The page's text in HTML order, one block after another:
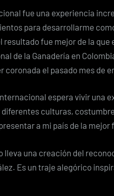
fue una experiencia
para desarrollarme
resultado fue mejor de la
de la Ganadería en
coronada el pasado mes de
espera vivir una
diferentes culturas,
a mi país de la mejor
lleva una creación del
Es un traje alegórico